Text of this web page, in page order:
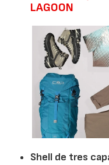
LAGOON
Shell de tres